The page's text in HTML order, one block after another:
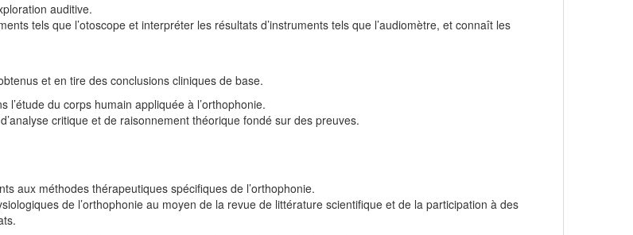
auditive.
tels que l’otoscope et interpréter les résultats d’instruments tels que l’audiomètre, et connaît les
et en tire des conclusions cliniques de base.
du corps humain appliquée à l’orthophonie.
critique et de raisonnement théorique fondé sur des preuves.
aux méthodes thérapeutiques spécifiques de l’orthophonie.
de l’orthophonie au moyen de la revue de littérature scientifique et de la participation à des